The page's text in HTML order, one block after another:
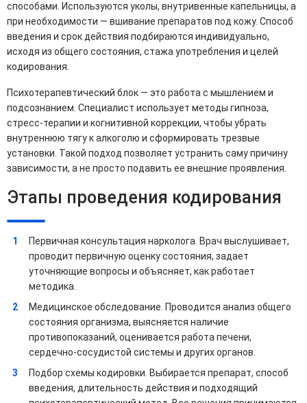
способами. Используются уколы, внутривенные капельницы, а
при необходимости — вшивание препаратов под кожу. Способ
введения и срок действия подбираются индивидуально,
исходя из общего состояния, стажа употребления и целей
кодирования.
Психотерапевтический блок — это работа с мышлением и
подсознанием. Специалист использует методы гипноза,
стресс-терапии и когнитивной коррекции, чтобы убрать
внутреннюю тягу к алкоголю и сформировать трезвые
установки. Такой подход позволяет устранить саму причину
зависимости, а не просто подавить ее внешние проявления.
Этапы проведения кодирования
Первичная консультация нарколога. Врач выслушивает,
проводит первичную оценку состояния, задает
уточняющие вопросы и объясняет, как работает
методика.
Медицинское обследование. Проводится анализ общего
состояния организма, выясняется наличие
противопоказаний, оценивается работа печени,
сердечно-сосудистой системы и других органов.
Подбор схемы кодировки. Выбирается препарат, способ
введения, длительность действия и подходящий